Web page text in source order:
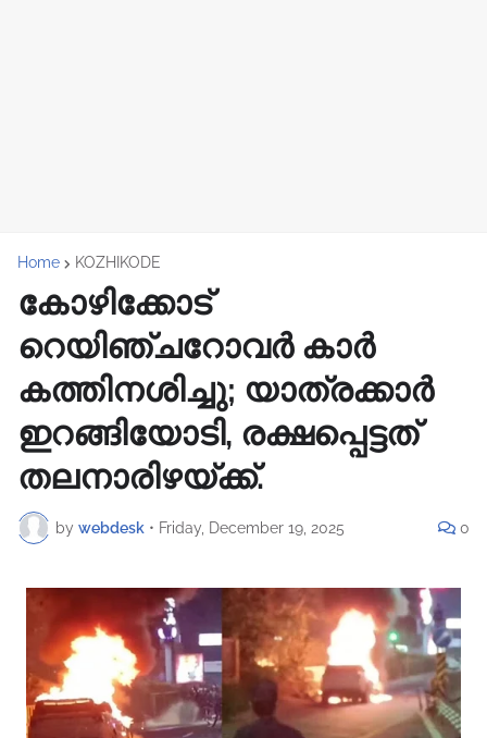
Home KOZHIKODE
കോഴിക്കോട്
റെയിഞ്ചറോവർ കാർ
കത്തിനശിച്ചു; യാത്രക്കാർ
ഇറങ്ങിയോടി, രക്ഷപ്പെട്ടത്
തലനാരിഴയ്ക്ക്.
by webdesk • Friday, December 19, 2025 0